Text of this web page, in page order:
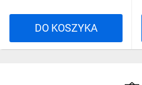
DO KOSZYKA